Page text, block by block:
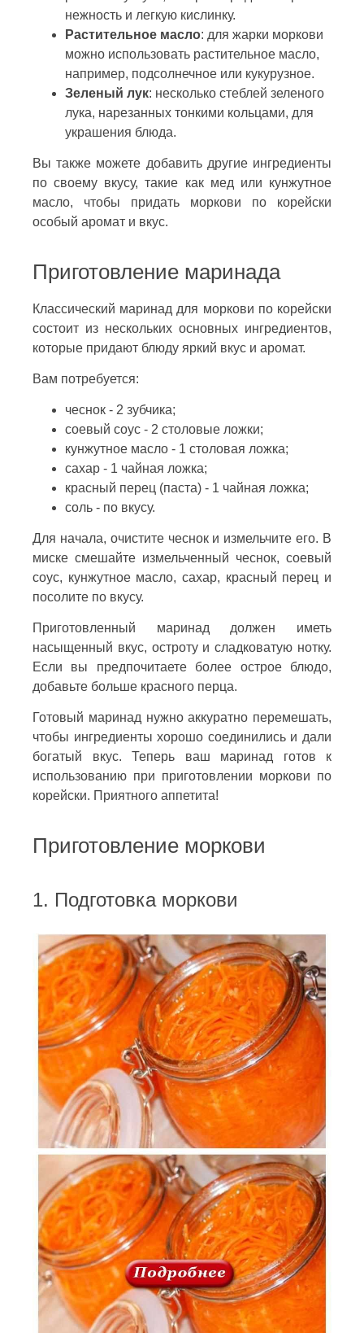
нежность и легкую кислинку.
Растительное масло: для жарки моркови
можно использовать растительное масло,
например, подсолнечное или кукурузное.
Зеленый лук: несколько стеблей зеленого
лука, нарезанных тонкими кольцами, для
украшения блюда.
Вы также можете добавить другие ингредиенты
по своему вкусу, такие как мед или кунжутное
масло, чтобы придать моркови по корейски
особый аромат и вкус.
Приготовление маринада
Классический маринад для моркови по корейски
состоит из нескольких основных ингредиентов,
которые придают блюду яркий вкус и аромат.
Вам потребуется:
чеснок - 2 зубчика;
соевый соус - 2 столовые ложки;
кунжутное масло - 1 столовая ложка;
сахар - 1 чайная ложка;
красный перец (паста) - 1 чайная ложка;
соль - по вкусу.
Для начала, очистите чеснок и измельчите его. В
миске смешайте измельченный чеснок, соевый
соус, кунжутное масло, сахар, красный перец и
посолите по вкусу.
Приготовленный маринад должен иметь
насыщенный вкус, остроту и сладковатую нотку.
Если вы предпочитаете более острое блюдо,
добавьте больше красного перца.
Готовый маринад нужно аккуратно перемешать,
чтобы ингредиенты хорошо соединились и дали
богатый вкус. Теперь ваш маринад готов к
использованию при приготовлении моркови по
корейски. Приятного аппетита!
Приготовление моркови
1. Подготовка моркови